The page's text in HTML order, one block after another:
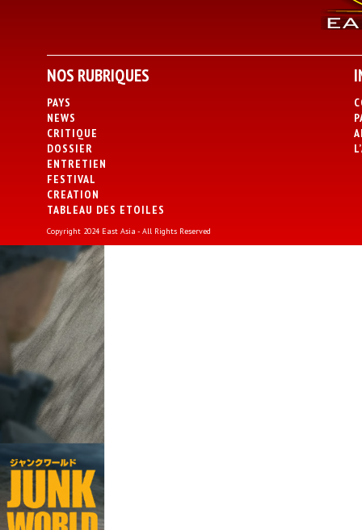
NOS RUBRIQUES
PAYS
NEWS
CRITIQUE
DOSSIER
ENTRETIEN
FESTIVAL
CREATION
TABLEAU DES ETOILES
Copyright 2024 East Asia - All Rights Reserved